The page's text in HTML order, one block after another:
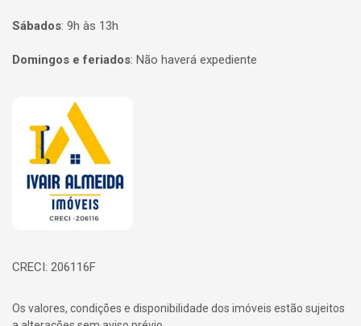
Sábados: 9h às 13h
Domingos e feriados: Não haverá expediente
Página inicial
CRECI: 206116F
Os valores, condições e disponibilidade dos imóveis estão sujeitos